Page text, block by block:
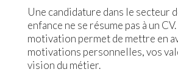
Une candidature dans le secteur
enfance ne se résume pas à un
motivation permet de mettre en
motivations personnelles, vos
vision du métier.